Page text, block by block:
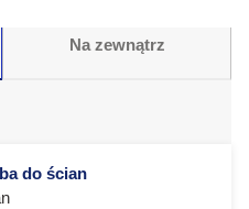
Na zewnątrz
do ścian